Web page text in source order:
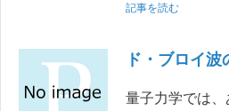
記事を読む
ド・ブロイ波
量子力学では、